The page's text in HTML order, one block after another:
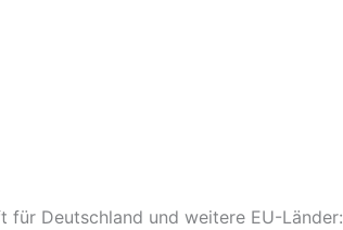
für Deutschland und weitere EU-Länder: